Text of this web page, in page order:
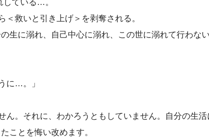
している…。
救いと引き上げ＞を剥奪される。
生に溺れ、自己中心に溺れ、この世に溺れて行わな
に…。」
。それに、わかろうともしていません。自分の生活
ことを悔い改めます。